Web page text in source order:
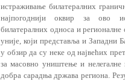
истраживање билатералних
најпогоднији оквир за ово
билатералних односа и
уније, који представља и Западни
у обзир да су неке од највећих
за масовно уништење и нелегалне
добра сарадња држава региона.